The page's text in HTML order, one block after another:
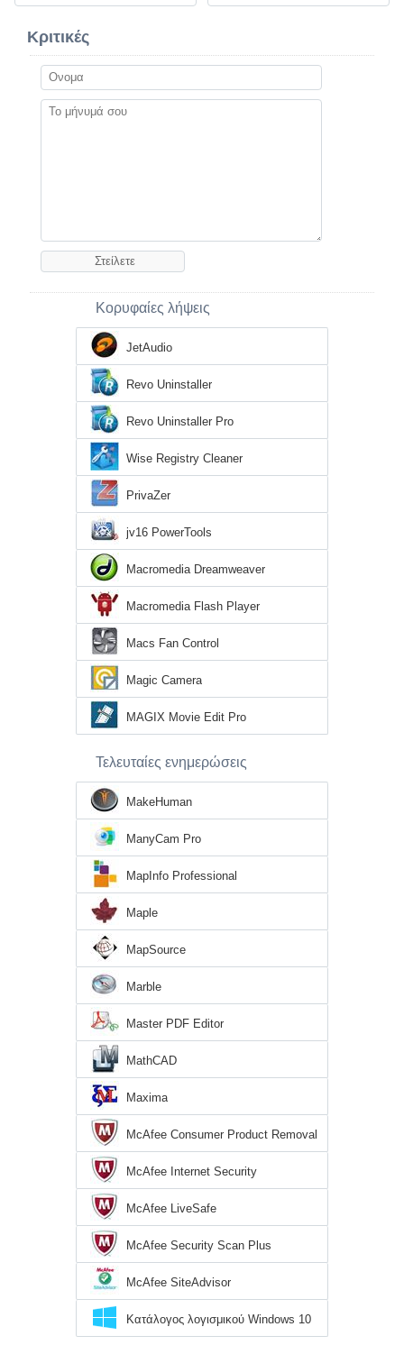
Κριτικές
Κορυφαίες λήψεις
JetAudio
Revo Uninstaller
Revo Uninstaller Pro
Wise Registry Cleaner
PrivaZer
jv16 PowerTools
Macromedia Dreamweaver
Macromedia Flash Player
Macs Fan Control
Magic Camera
MAGIX Movie Edit Pro
Τελευταίες ενημερώσεις
MakeHuman
ManyCam Pro
MapInfo Professional
Maple
MapSource
Marble
Master PDF Editor
MathCAD
Maxima
McAfee Consumer Product Removal
Tool
McAfee Internet Security
McAfee LiveSafe
McAfee Security Scan Plus
McAfee SiteAdvisor
Κατάλογος λογισμικού Windows 10